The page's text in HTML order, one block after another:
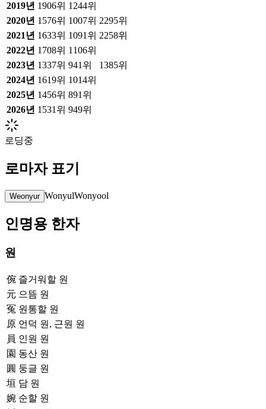
2019년 1906위 1244위
2020년 1576위 1007위 2295위
2021 년 1633위 1091위 2258위
2022년 1708위 1106위
2023년 1337위 941위
1385위
2024년 1619위 1014위
2025년 1456위 891위
2026년 1531위 949위
로딩중
로마자 표기
Weonyur WonyulWonyool
인명용 한자
원
倇 즐거워할 원
元 으뜸 원
冤 원통할 원
原 언덕 원, 근원 원
員 인원 원
園 동산 원
圓 둥글 원
垣 담 원
婉 순할 원